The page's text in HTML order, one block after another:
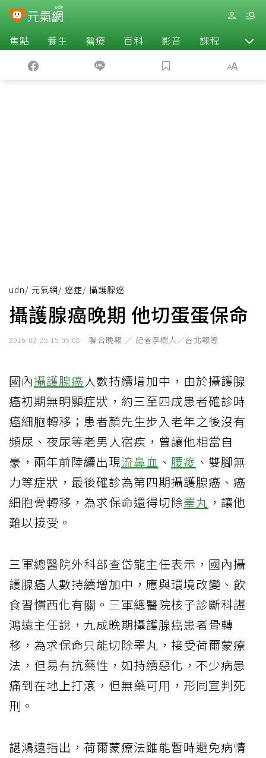
焦點 養生 醫療 百科 影音 課程 退休
udn/ 元氣網/ 癌症/ 攝護腺癌
攝護腺癌晚期 他切蛋蛋保命
2016-02-25 15:05:08 聯合晚報 ／ 記者李樹人／台北報導
國內攝護腺癌人數持續增加中，由於攝護腺
癌初期無明顯症狀，約三至四成患者確診時
癌細胞轉移；患者顏先生步入老年之後沒有
頻尿、夜尿等老男人宿疾，曾讓他相當自
豪，兩年前陸續出現流鼻血 、 腰痠 、雙腳無
力等症狀，最後確診為第四期攝護腺癌、癌
細胞骨轉移，為求保命還得切除睪丸 ，讓他
難以接受。
三軍總醫院外科部查岱龍主任表示，國內攝
護腺癌人數持續增加中，應與環境改變、飲
食習慣西化有關。三軍總醫院核子診斷科諶
鴻遠主任說，九成晚期攝護腺癌患者骨轉
移，為求保命只能切除睪丸，接受荷爾蒙療
法，但易有抗藥性，如持續惡化，不少病患
痛到在地上打滾，但無藥可用，形同宣判死
刑。
諶鴻遠指出，荷爾蒙療法雖能暫時避免病情